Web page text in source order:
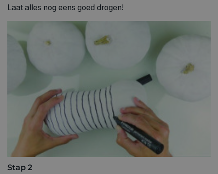
Laat alles nog eens goed drogen!
Stap 2